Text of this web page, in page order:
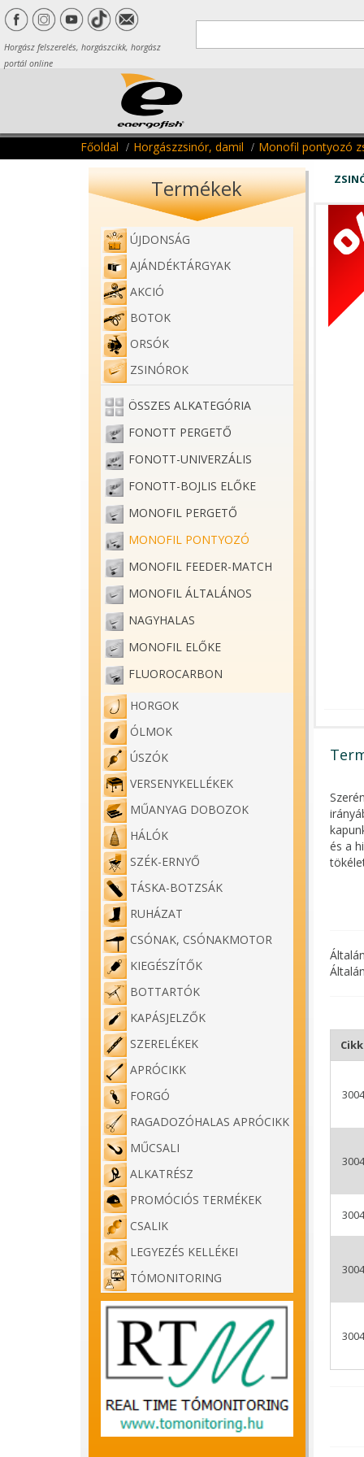
Horgász felszerelés, horgászcikk, horgász
portál online
Főoldal Horgászzsinór, damil Monofil pontyozó
Termékek
ÚJDONSÁG
AJÁNDÉKTÁRGYAK
AKCIÓ
BOTOK
ORSÓK
ZSINÓROK
ÖSSZES ALKATEGÓRIA
FONOTT PERGETŐ
FONOTT-UNIVERZÁLIS
FONOTT-BOJLIS ELŐKE
MONOFIL PERGETŐ
MONOFIL PONTYOZÓ
MONOFIL FEEDER-MATCH
MONOFIL ÁLTALÁNOS
NAGYHALAS
MONOFIL ELŐKE
FLUOROCARBON
HORGOK
ÓLMOK
ÚSZÓK
VERSENYKELLÉKEK
MŰANYAG DOBOZOK
HÁLÓK
SZÉK-ERNYŐ
TÁSKA-BOTZSÁK
RUHÁZAT
CSÓNAK, CSÓNAKMOTOR
KIEGÉSZÍTŐK
BOTTARTÓK
KAPÁSJELZŐK
SZERELÉKEK
APRÓCIKK
FORGÓ
RAGADOZÓHALAS APRÓCIKK
MŰCSALI
ALKATRÉSZ
PROMÓCIÓS TERMÉKEK
CSALIK
LEGYEZÉS KELLÉKEI
TÓMONITORING
és a